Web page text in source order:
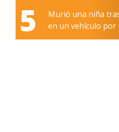
5
Murió una niña
en un vehículo por